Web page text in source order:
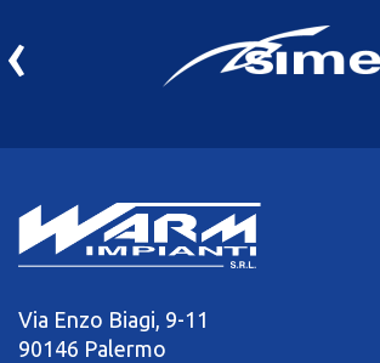
‹
Via Enzo Biagi, 9-11
90146 Palermo